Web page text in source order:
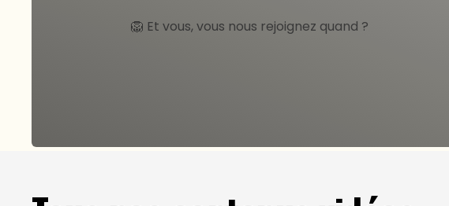
🦁 Et vous, vous nous rejoignez quand ?